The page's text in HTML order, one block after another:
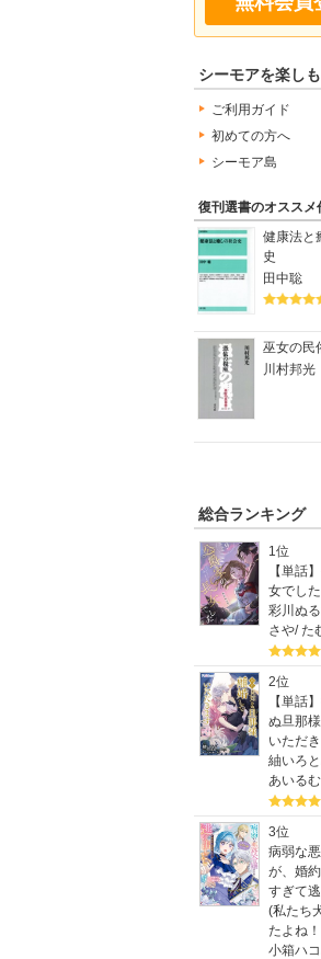
シーモアを楽し
ご利用ガイド
初めての方へ
シーモア島
復刊選書のオススメ
健康法と
史
田中聡
巫女の民
川村邦光
総合ランキング
1位
【単話
女でした
彩川ぬ
さや/た
2位
【単話
ぬ旦那
いただ
紬いろと
あいるむ
3位
病弱な
が、婚
すぎて
(私たち
たよね
小箱ハコ